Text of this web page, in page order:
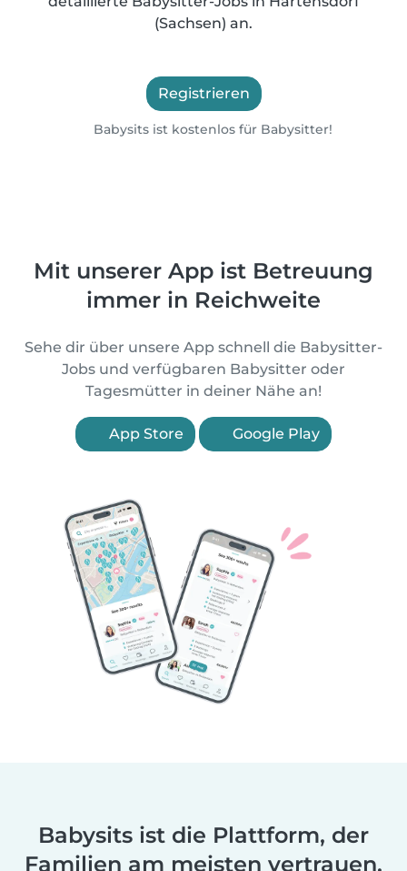
(Sachsen) an.
Registrieren
Babysits ist kostenlos für Babysitter!
Mit unserer App ist Betreuung
immer in Reichweite
Sehe dir über unsere App schnell die Babysitter-
Jobs und verfügbaren Babysitter oder
Tagesmütter in deiner Nähe an!
App Store Google Play
Babysits ist die Plattform, der
Familien am meisten vertrauen.